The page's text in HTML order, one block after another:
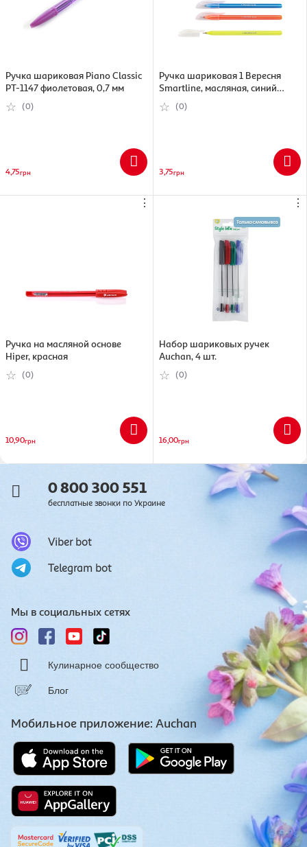
Ручка шариковая Piano Classic
PT-1147 фиолетовая, 0,7 мм
(0)
4,75грн
Ручка шариковая 1 Вересня
Smartline, масляная, синий
(5009074110344)
(0)
3,75грн
⋮
Ручка на масляной основе
Hiper, красная
(0)
10,90грн
⋮
Набор шариковых ручек
Auchan, 4 шт.
(0)
16,00грн
0 800 300 551
бесплатные звонки по Украине
Viber bot
Telegram bot
Мы в социальных сетях
Кулинарное сообщество
Блог
Мобильное приложение: Auchan